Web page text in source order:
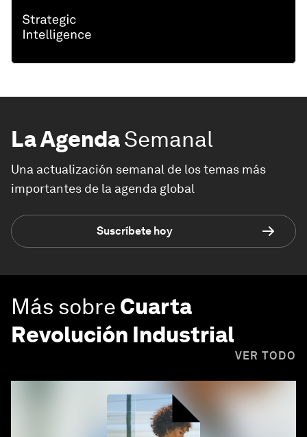
La AgendaSemanal
Una actualización semanal de los temas más
importantes de la agenda global
Suscríbete hoy
Más sobre Cuarta
Revolución Industrial
VER TODO